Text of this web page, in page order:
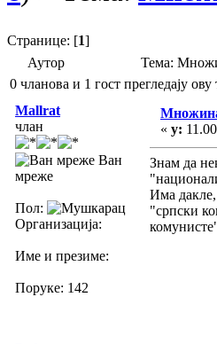
Странице: [1]
Аутор
Тема:
0 чланова и 1 гост прегледају ову
Mallrat
члан
Ван
мреже
Пол:
Организација:
Име и презиме:
Поруке: 142
« у:
Знам да
Има
"српски